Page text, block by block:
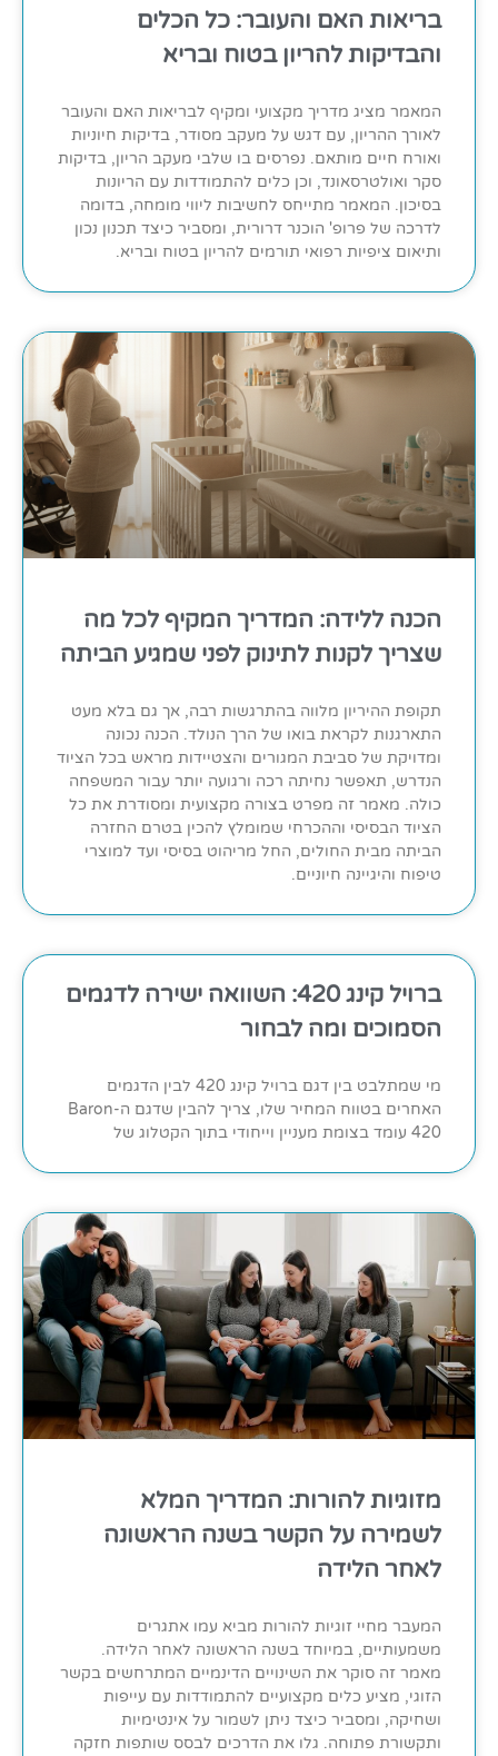
בריאות האם והעובר: כל הכלים
והבדיקות להריון בטוח ובריא
המאמר מציג מדריך מקצועי ומקיף לבריאות האם והעובר
לאורך ההריון, עם דגש על מעקב מסודר, בדיקות חיוניות
ואורח חיים מותאם. נפרסים בו שלבי מעקב הריון, בדיקות
סקר ואולטרסאונד, וכן כלים להתמודדות עם הריונות
בסיכון. המאמר מתייחס לחשיבות ליווי מומחה, בדומה
לדרכה של פרופ' הוכנר דרורית, ומסביר כיצד תכנון נכון
ותיאום ציפיות רפואי תורמים להריון בטוח ובריא.
הכנה ללידה: המדריך המקיף לכל מה
שצריך לקנות לתינוק לפני שמגיע הביתה
תקופת ההיריון מלווה בהתרגשות רבה, אך גם בלא מעט
התארגנות לקראת בואו של הרך הנולד. הכנה נכונה
ומדויקת של סביבת המגורים והצטיידות מראש בכל הציוד
הנדרש, תאפשר נחיתה רכה ורגועה יותר עבור המשפחה
כולה. מאמר זה מפרט בצורה מקצועית ומסודרת את כל
הציוד הבסיסי וההכרחי שמומלץ להכין בטרם החזרה
הביתה מבית החולים, החל מריהוט בסיסי ועד למוצרי
טיפוח והיגיינה חיוניים.
ברויל קינג 420: השוואה ישירה לדגמים
הסמוכים ומה לבחור
מי שמתלבט בין דגם ברויל קינג 420 לבין הדגמים
האחרים בטווח המחיר שלו, צריך להבין שדגם ה-Baron
420 עומד בצומת מעניין וייחודי בתוך הקטלוג של
מזוגיות להורות: המדריך המלא
לשמירה על הקשר בשנה הראשונה
לאחר הלידה
המעבר מחיי זוגיות להורות מביא עמו אתגרים
משמעותיים, במיוחד בשנה הראשונה לאחר הלידה.
מאמר זה סוקר את השינויים הדינמיים המתרחשים בקשר
הזוגי, מציע כלים מקצועיים להתמודדות עם עייפות
ושחיקה, ומסביר כיצד ניתן לשמור על אינטימיות
ותקשורת פתוחה. גלו את הדרכים לבסס שותפות חזקה